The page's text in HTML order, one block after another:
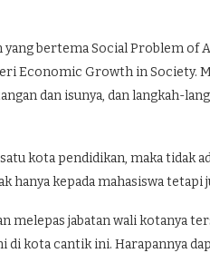
yang bertema Social Problem
Economic Growth in Society.
dan isunya, dan langkah-
satu kota pendidikan, maka tidak
hanya kepada mahasiswa tetapi
melepas jabatan wali kotanya
kota cantik ini. Harapannya